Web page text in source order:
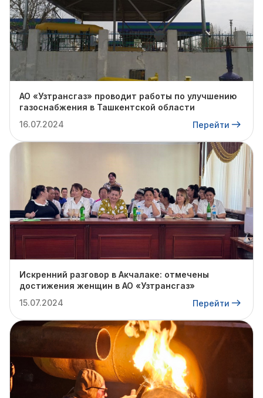
АО «Узтрансгаз» проводит работы по улучшению
газоснабжения в Ташкентской области
16.07.2024
Перейти
Искренний разговор в Акчалаке: отмечены
достижения женщин в АО «Узтрансгаз»
15.07.2024
Перейти